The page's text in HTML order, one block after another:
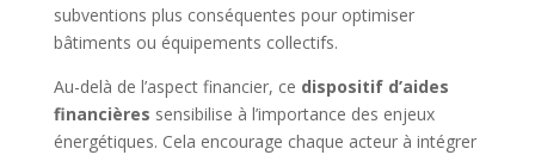
subventions plus conséquentes pour optimiser
bâtiments ou équipements collectifs.
Au-delà de l’aspect financier, ce dispositif d’aides
financières sensibilise à l’importance des enjeux
énergétiques. Cela encourage chaque acteur à intégrer